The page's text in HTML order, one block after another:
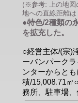
(※参考: 上の地図
地への直線距離
●特色/2種類の
を拡充した。
○経営主体/(宗)
ーバンパーク
ンターからと
積/15,008.71㎡
務所、駐車場